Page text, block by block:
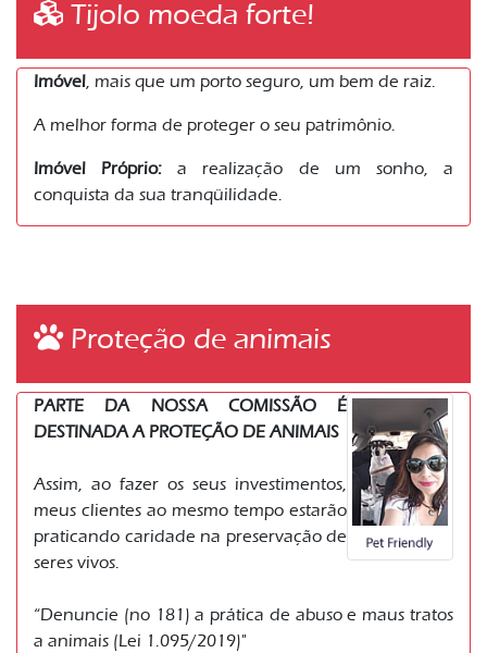
Tijolo moeda forte!
Imóvel, mais que um porto seguro, um bem de raiz.
A melhor forma de proteger o seu patrimônio.
Imóvel Próprio: a realização de um sonho, a
conquista da sua tranqüilidade.
Proteção de animais
PARTE DA NOSSA COMISSÃO É
DESTINADA A PROTEÇÃO DE ANIMAIS
Assim, ao fazer os seus investimentos,
meus clientes ao mesmo tempo estarão
praticando caridade na preservação de
seres vivos.
“Denuncie (no 181) a prática de abuso e maus tratos
a animais (Lei 1.095/2019)"